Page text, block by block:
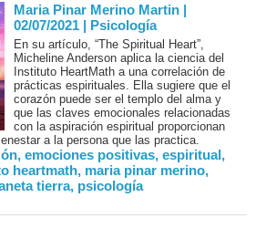
Maria Pinar Merino Martin |
02/07/2021 | Psicología
En su artículo, “The Spiritual Heart”,
Micheline Anderson aplica la ciencia del
Instituto HeartMath a una correlación de
prácticas espirituales. Ella sugiere que el
corazón puede ser el templo del alma y
que las claves emocionales relacionadas
con la aspiración espiritual proporcionan
a la persona que las practica.
, emociones positivas, espiritual,
heartmath, maria pinar merino,
tierra, psicología